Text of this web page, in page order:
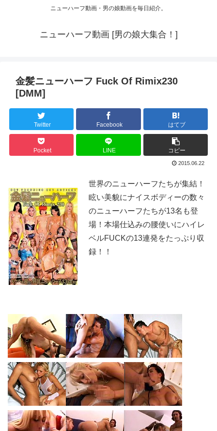
ニューハーフ動画・男の娘動画を毎日紹介。
ニューハーフ動画 [男の娘大集合！]
金髪ニューハーフ Fuck Of Rimix230
[DMM]
Twitter Facebook はてブ
Pocket LINE コピー
2015.06.22
世界のニューハーフたちが集結！
眩い美貌にナイスボディーの数々
のニューハーフたちが13名も登
場！本場仕込みの腰使いにハイレ
ベルFUCKの13連発をたっぷり収
録！！